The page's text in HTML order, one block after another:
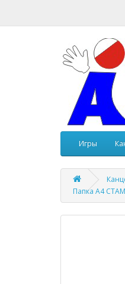
Игры
Папка А4